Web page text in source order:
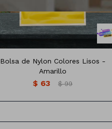
Bolsa de Nylon Colores Lisos -
Amarillo
$ 63 $ 99